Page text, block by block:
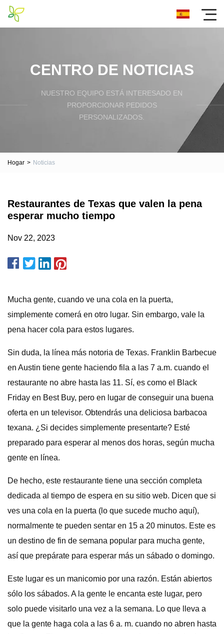
CENTRO DE NOTICIAS
NUESTRO EQUIPO ESTÁ INTERESADO EN
PROPORCIONAR PEDIDOS
PERSONALIZADOS.
Hogar > Noticias
Restaurantes de Texas que valen la pena
esperar mucho tiempo
Nov 22, 2023
Mucha gente, cuando ve una cola en la puerta,
simplemente comerá en otro lugar. Sin embargo, vale la
pena hacer cola para estos lugares.
Sin duda, la línea más notoria de Texas. Franklin Barbecue
en Austin tiene gente haciendo fila a las 7 a.m. cuando el
restaurante no abre hasta las 11. Sí, es como el Black
Friday en Best Buy, pero en lugar de conseguir una buena
oferta en un televisor. Obtendrás una deliciosa barbacoa
texana. ¿Si decides simplemente presentarte? Esté
preparado para esperar al menos dos horas, según mucha
gente en línea.
De hecho, este restaurante tiene una sección completa
dedicada al tiempo de espera en su sitio web. Dicen que si
ves una cola en la puerta (lo que sucede mucho aquí),
normalmente te pueden sentar en 15 a 20 minutos. Este es
un destino de fin de semana popular para mucha gente,
así que prepárate para esperar más un sábado o domingo.
Este lugar es un manicomio por una razón. Están abiertos
sólo los sábados. A la gente le encanta este lugar, pero
solo puede visitarlo una vez a la semana. Lo que lleva a
que la gente haga cola a las 6 a. m. cuando no abren hasta